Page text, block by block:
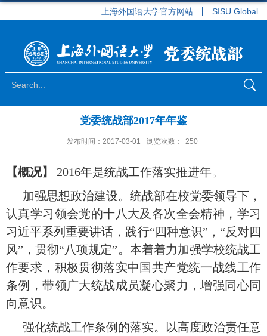
上海外国语大学官方网站 SISU Global
党委统战部2017年年鉴
发布时间：2017-03-01 浏览次数： 250
【概况】 2016年是统战工作落实推进年。
加强思想政治建设。统战部在校党委领导下，
认真学习领会党的十八大及各次全会精神，学习
习近平系列重要讲话，践行“四种意识”，“反对四
风”，贯彻“八项规定”。本着着力加强学校统战工
作要求，积极贯彻落实中国共产党统一战线工作
条例，带领广大统战成员凝心聚力，增强同心同
向意识。
强化统战工作条例的落实。以高度政治责任意